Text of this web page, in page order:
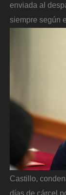
enviada al
siempre según
Castillo,
días de cárcel